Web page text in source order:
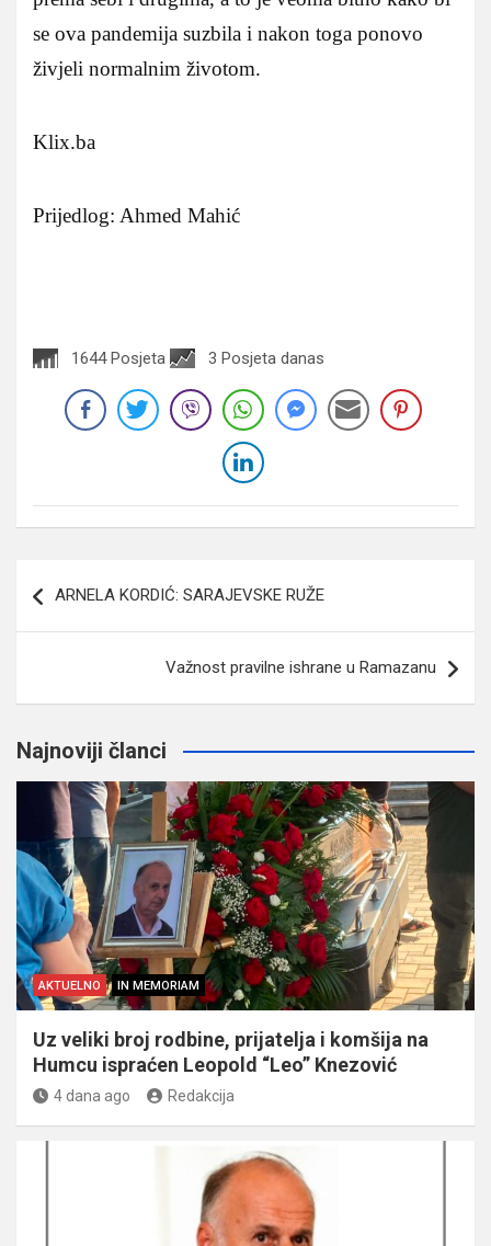
se ova pandemija suzbila i nakon toga ponovo
živjeli normalnim životom.
Klix.ba
Prijedlog: Ahmed Mahić
1644 Posjeta 3 Posjeta danas
članaka
ARNELA KORDIĆ: SARAJEVSKE RUŽE
Važnost pravilne ishrane u Ramazanu
Najnoviji članci
AKTUELNO IN MEMORIAM
Uz veliki broj rodbine, prijatelja i komšija na
Humcu ispraćen Leopold “Leo” Knezović
4 dana ago Redakcija